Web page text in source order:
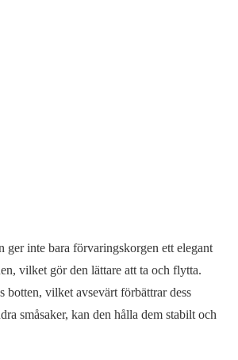
ger inte bara förvaringskorgen ett elegant
vilket gör den lättare att ta och flytta.
botten, vilket avsevärt förbättrar dess
småsaker, kan den hålla dem stabilt och